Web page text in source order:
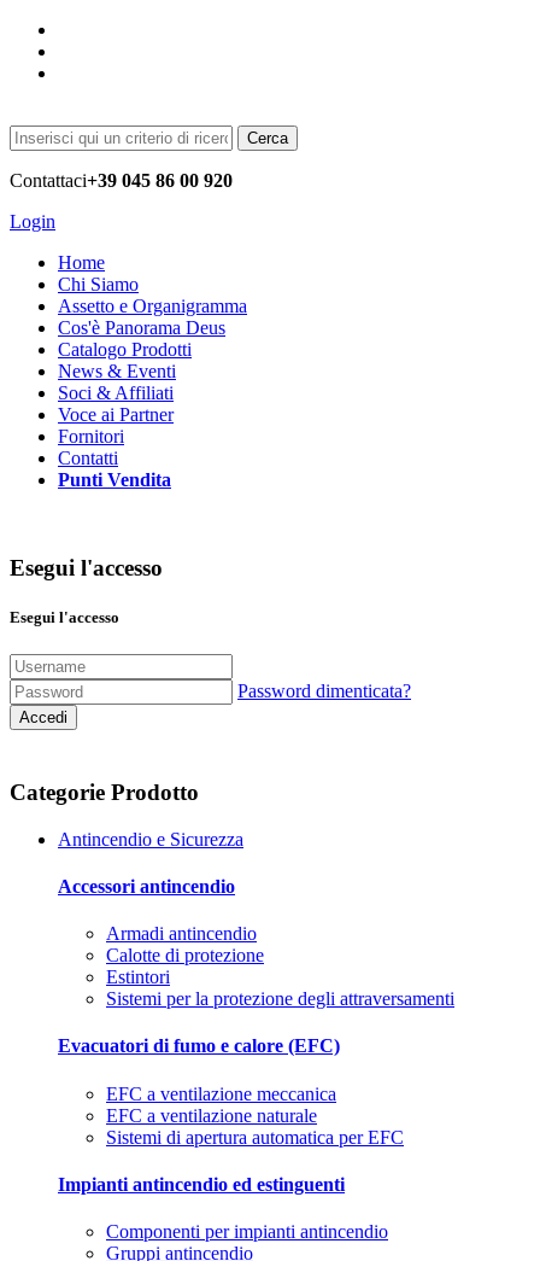
Cerca
Contattaci+39 045 86 00 920
Login
Home
Chi Siamo
Assetto e Organigramma
Cos'è Panorama Deus
Catalogo Prodotti
News & Eventi
Soci & Affiliati
Voce ai Partner
Fornitori
Contatti
Punti Vendita
Esegui l'accesso
Esegui l'accesso
Password dimenticata?
Accedi
Categorie Prodotto
Antincendio e Sicurezza
Accessori antincendio
Armadi antincendio
Calotte di protezione
Estintori
Sistemi per la protezione degli attraversamenti
Evacuatori di fumo e calore (EFC)
EFC a ventilazione meccanica
EFC a ventilazione naturale
Sistemi di apertura automatica per EFC
Impianti antincendio ed estinguenti
Componenti per impianti antincendio
Gruppi antincendio